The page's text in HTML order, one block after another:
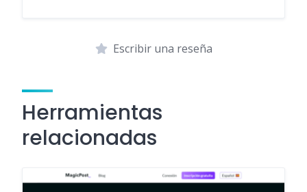
Escribir una reseña
Herramientas
relacionadas